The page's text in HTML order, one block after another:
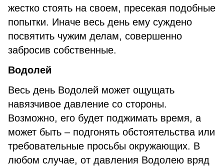
жестко стоять на своем, пресекая подобные
попытки. Иначе весь день ему суждено
посвятить чужим делам, совершенно
забросив собственные.
Водолей
Весь день Водолей может ощущать
навязчивое давление со стороны.
Возможно, его будет поджимать время, а
может быть – подгонять обстоятельства или
требовательные просьбы окружающих. В
любом случае, от давления Водолею вряд